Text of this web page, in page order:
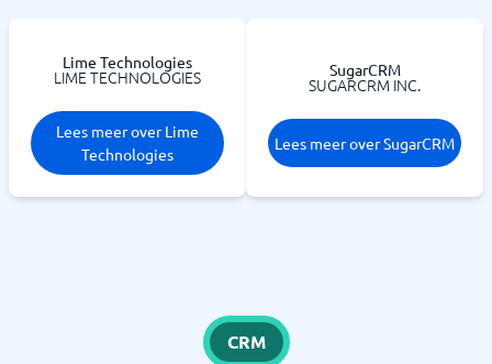
Lime Technologies
LIME TECHNOLOGIES
Lees meer over Lime
Technologies
SugarCRM
SUGARCRM INC.
Lees meer over SugarCRM
CRM